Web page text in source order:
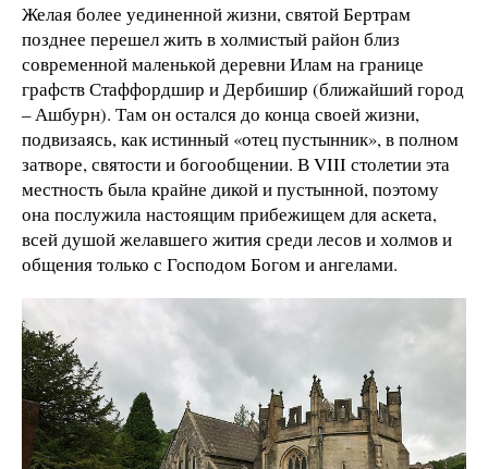
Желая более уединенной жизни, святой Бертрам
позднее перешел жить в холмистый район близ
современной маленькой деревни Илам на границе
графств Стаффордшир и Дербишир (ближайший город
– Ашбурн). Там он остался до конца своей жизни,
подвизаясь, как истинный «отец пустынник», в полном
затворе, святости и богообщении. В VIII столетии эта
местность была крайне дикой и пустынной, поэтому
она послужила настоящим прибежищем для аскета,
всей душой желавшего жития среди лесов и холмов и
общения только с Господом Богом и ангелами.